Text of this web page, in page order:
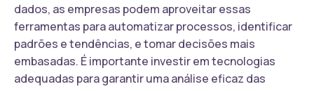
dados, as empresas podem aproveitar essas
ferramentas para automatizar processos, identificar
padrões e tendências, e tomar decisões mais
embasadas. É importante investir em tecnologias
adequadas para garantir uma análise eficaz das